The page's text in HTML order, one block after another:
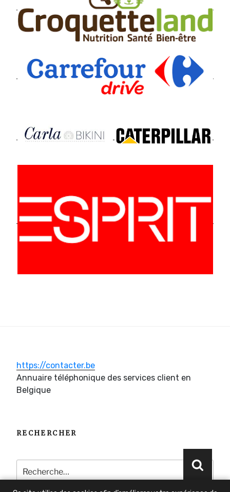
https://contacter.be
Annuaire téléphonique des services client en
Belgique
RECHERCHER
pour
: